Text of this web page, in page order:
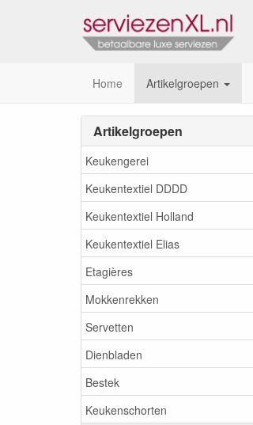
Home Artikelgroepen
Artikelgroepen
Keukengerei
Keukentextiel DDDD
Keukentextiel Holland
Keukentextiel Elias
Etagières
Mokkenrekken
Servetten
Dienbladen
Bestek
Keukenschorten